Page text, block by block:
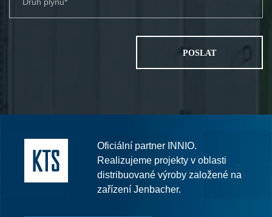
Oficiální partner INNIO.
Realizujeme projekty v oblasti
distribuované výroby založené na
zařízení Jenbacher.